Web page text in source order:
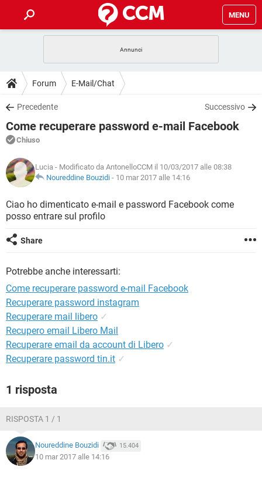
MENU
INTRATTENIMENTO
iOS
INSTAGRAM WHATSAPP
TIKTOK
HARDWARE
GUIDE
COVID-19
iOS
INSTAGRAM
TIKTOK FACEBOOK
DOWNLOAD
COVID-19 GAMING
INTRATTENIMENTO
iOS WINDOWS 10
INSTAGRAM
TIKTOK FACEBOOK
FORUM
COVID-19
INTRATTENIMENTO ANDROID
INSTAGRAM
TIKTOK
GLOSSARIO
COVID-19
INTRATTENIMENTO ANDROID
INSTAGRAM
TIKTOK
HARDWARE
Forum E-Mail/Chat
Precedente Successivo
Come recuperare password e-mail Facebook
Chiuso
Lucia - Modificato da AntonelloCCM il 10/03/2017 alle 08:38
Noureddine Bouzidi - 10 mar 2017 alle 14:16
Ciao ho dimenticato e-mail e password Facebook come
posso entrare sul profilo
Share
Potrebbe anche interessarti:
Come recuperare password e-mail Facebook
Recuperare password instagram
Recuperare mail libero ✓
Recupero email Libero Mail
Recuperare email da account di Libero ✓
Recuperare password tin.it ✓
1 risposta
RISPOSTA 1 / 1
Noureddine Bouzidi 15.404
10 mar 2017 alle 14:16